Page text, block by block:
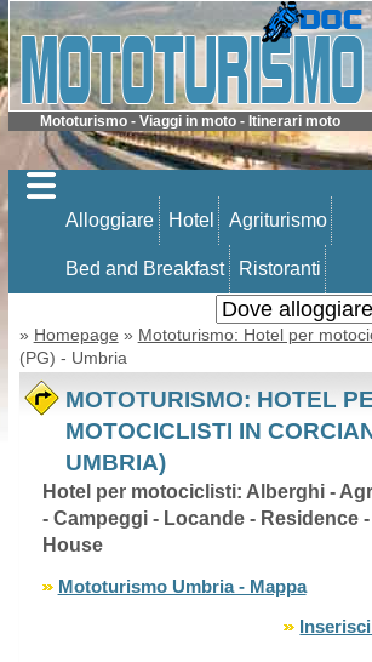
Mototurismo - Viaggi in moto - Itinerari moto
Alloggiare Hotel Agriturismo
Bed and Breakfast Ristoranti
» Homepage » Mototurismo: Hotel per
(PG) - Umbria
MOTOTURISMO: HOTEL
MOTOCICLISTI IN
UMBRIA)
Hotel per motociclisti: Alberghi -
- Campeggi - Locande - Residence
House
Mototurismo Umbria - Mappa